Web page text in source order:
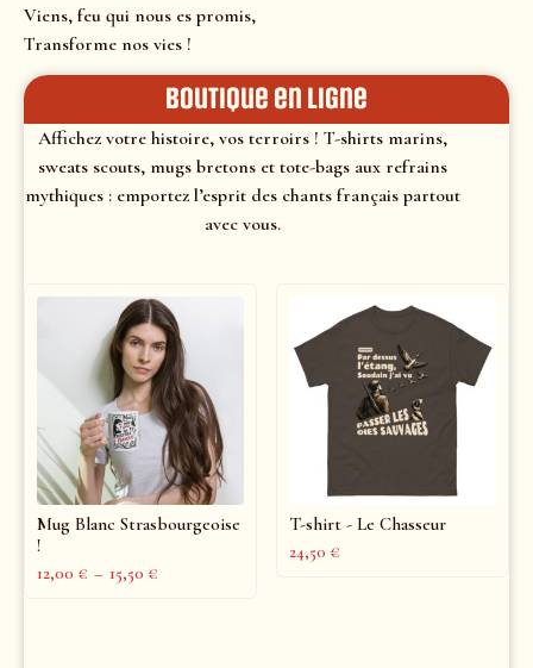
Viens, feu qui nous es promis,
Transforme nos vies !
Boutique en ligne
Affichez votre histoire, vos terroirs ! T-shirts marins,
sweats scouts, mugs bretons et tote-bags aux refrains
mythiques : emportez l’esprit des chants français partout
avec vous.
Mug Blanc Strasbourgeoise
!
12,00 € – 15,50 €
T-shirt - Le Chasseur
24,50 €